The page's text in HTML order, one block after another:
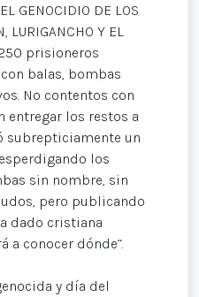
GENOCIDIO DE LOS
LURIGANCHO Y EL
prisioneros
balas, bombas
No contentos con
entregar los restos a
subrepticiamente un
los
sin nombre, sin
pero publicando
dado cristiana
a conocer dónde”.
y día del